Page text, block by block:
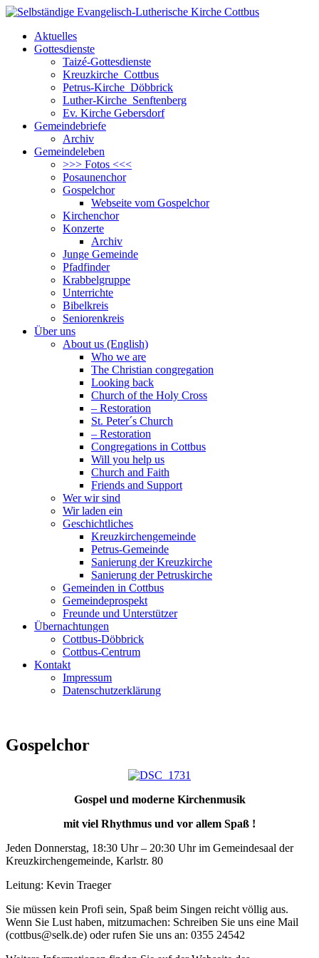
Aktuelles
Gottesdienste
Taizé-Gottesdienste
Kreuzkirche Cottbus
Petrus-Kirche Döbbrick
Luther-Kirche Senftenberg
Ev. Kirche Gebersdorf
Gemeindebriefe
Archiv
Gemeindeleben
>>> Fotos <<<
Posaunenchor
Gospelchor
Webseite vom Gospelchor
Kirchenchor
Konzerte
Archiv
Junge Gemeinde
Pfadfinder
Krabbelgruppe
Unterrichte
Bibelkreis
Seniorenkreis
Über uns
About us (English)
Who we are
The Christian congregation
Looking back
Church of the Holy Cross
– Restoration
St. Peter´s Church
– Restoration
Congregations in Cottbus
Will you help us
Church and Faith
Friends and Support
Wer wir sind
Wir laden ein
Geschichtliches
Kreuzkirchengemeinde
Petrus-Gemeinde
Sanierung der Kreuzkirche
Sanierung der Petruskirche
Gemeinden in Cottbus
Gemeindeprospekt
Freunde und Unterstützer
Übernachtungen
Cottbus-Döbbrick
Cottbus-Centrum
Kontakt
Impressum
Datenschutzerklärung
Gospelchor
Gospel und moderne Kirchenmusik
mit viel Rhythmus und vor allem Spaß !
Jeden Donnerstag, 18:30 Uhr – 20:30 Uhr im Gemeindesaal der
Kreuzkirchengemeinde, Karlstr. 80
Leitung: Kevin Traeger
Sie müssen kein Profi sein, Spaß beim Singen reicht völlig aus.
Wenn Sie Lust haben, mitzumachen: Schreiben Sie uns eine Mail
(cottbus@selk.de) oder rufen Sie uns an: 0355 24542